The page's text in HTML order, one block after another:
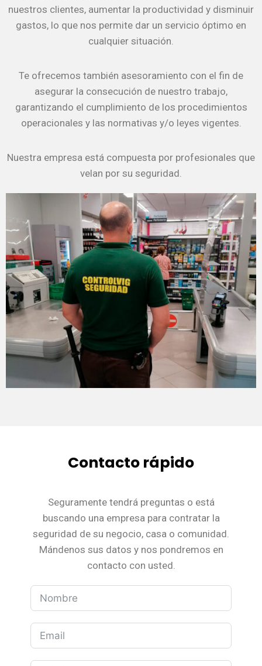
nuestros clientes, aumentar la productividad y disminuir
gastos, lo que nos permite dar un servicio óptimo en
cualquier situación.
Te ofrecemos también asesoramiento con el fin de
asegurar la consecución de nuestro trabajo,
garantizando el cumplimiento de los procedimientos
operacionales y las normativas y/o leyes vigentes.
Nuestra empresa está compuesta por profesionales que
velan por su seguridad.
Contacto rápido
Seguramente tendrá preguntas o está
buscando una empresa para contratar la
seguridad de su negocio, casa o comunidad.
Mándenos sus datos y nos pondremos en
contacto con usted.